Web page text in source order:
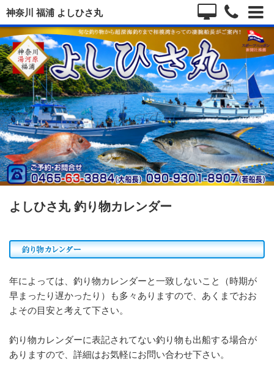
神奈川 福浦 よしひさ丸
よしひさ丸 釣り物カレンダー
年によっては、釣り物カレンダーと一致しないこと（時期が
早まったり遅かったり）も多々ありますので、あくまでおお
よその目安と考えて下さい。
釣り物カレンダーに表記されてない釣り物も出船する場合が
ありますので、詳細はお気軽にお問い合わせ下さい。